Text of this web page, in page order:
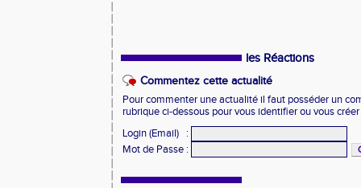
les Réactions
Commentez cette actualité
Pour commenter une actualité il faut posséder un
rubrique ci-dessous pour vous identifier ou vous
Login (Email)
:
Mot de Passe :